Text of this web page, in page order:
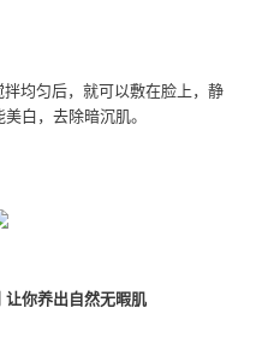
均匀后，就可以敷在脸上，静
白，去除暗沉肌。
你养出自然无暇肌